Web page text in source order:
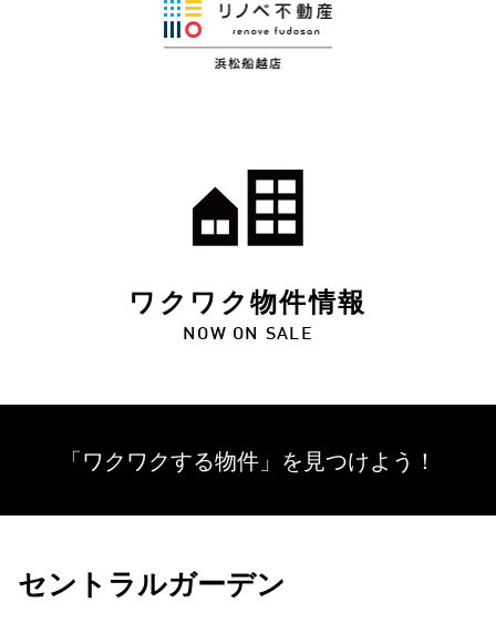
ワクワク物件情報
NOW ON SALE
「ワクワクする物件」を 見つけよう！
セントラルガーデン